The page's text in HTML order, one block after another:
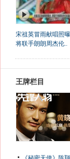
宋祖英冒雨献唱照
将联手朗朗周杰伦..
王牌栏目